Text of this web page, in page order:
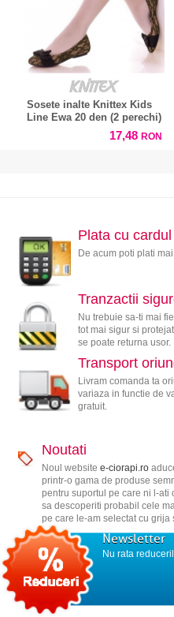
Sosete inalte Knittex Kids
Line Ewa 20 den (2 perechi)
17,48 RON
Plata cu cardul
De acum poti plati
Tranzactii
Nu trebuie sa-ti mai
tot mai sigur si
se poate returna usor.
Transport
Livram comanda ta
variaza in functie de
gratuit.
Noutati
Noul website e-ciorapi.ro
printr-o gama de produse
pentru suportul pe care ni l-ati
sa descoperiti probabil cele
pe care le-am selectat cu grija
Newsletter
Nu rata